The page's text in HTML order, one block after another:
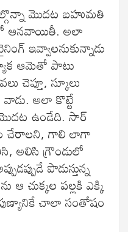
మొదట బహుమతి
ఆనవాయితీ. అలా
ఇవ్వాలనుకున్నాడు
ఆమెతో పాటు
చెప్తూ, స్కూలు
వాడు. అలా కొట్టే
ఉండేది. సార్
చేరాలని, గాలి లాగా
అలిసి గ్రౌండులో
పొడుస్తున్న
ఆ చుక్కల పల్లకి ఎక్కి
పుణ్యానికే చాలా సంతోషం